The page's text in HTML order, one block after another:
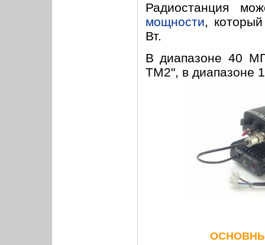
Радиостанция
мощности,
Вт.
В диапазоне 40
ТМ2", в диапазоне